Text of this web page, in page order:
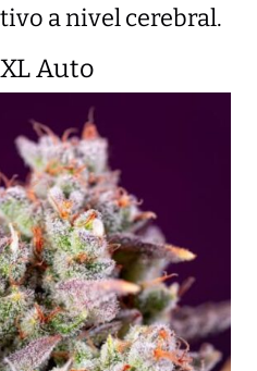
a nivel cerebral.
Auto